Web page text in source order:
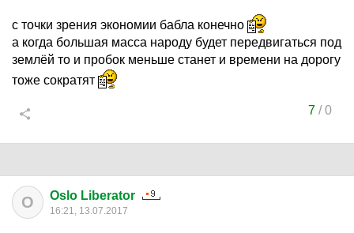
с точки зрения экономии бабла конечно
а когда большая масса народу будет передвигаться под
землёй то и пробок меньше станет и времени на дорогу
тоже сократят
7/0
O Oslo Liberator
16:21, 13.07.2017